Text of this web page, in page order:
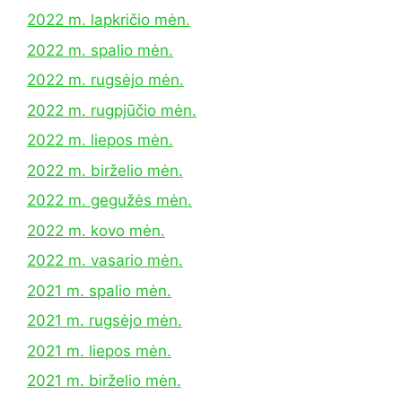
2022 m. lapkričio mėn.
2022 m. spalio mėn.
2022 m. rugsėjo mėn.
2022 m. rugpjūčio mėn.
2022 m. liepos mėn.
2022 m. birželio mėn.
2022 m. gegužės mėn.
2022 m. kovo mėn.
2022 m. vasario mėn.
2021 m. spalio mėn.
2021 m. rugsėjo mėn.
2021 m. liepos mėn.
2021 m. birželio mėn.